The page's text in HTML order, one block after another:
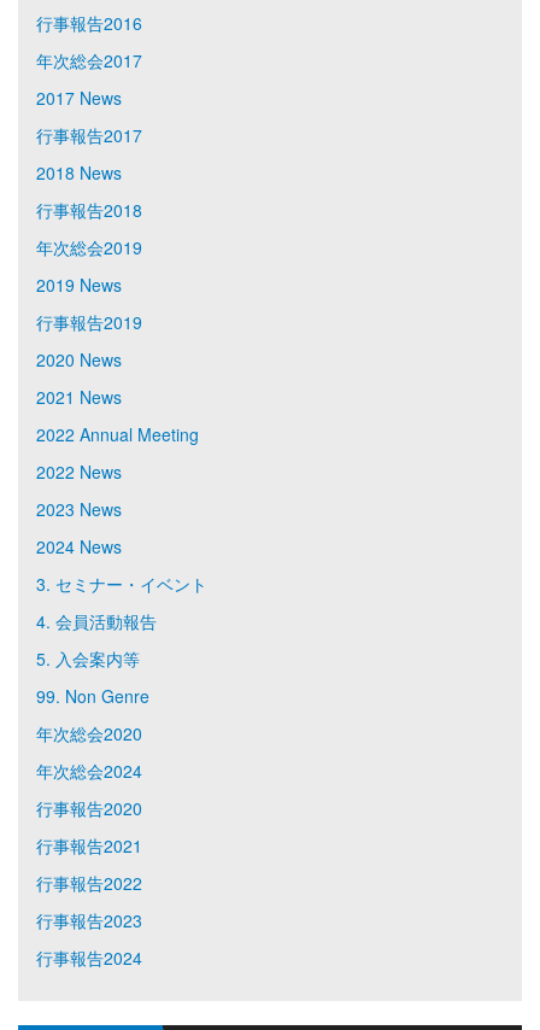
行事報告2016
年次総会2017
2017 News
行事報告2017
2018 News
行事報告2018
年次総会2019
2019 News
行事報告2019
2020 News
2021 News
2022 Annual Meeting
2022 News
2023 News
2024 News
3. セミナー・イベント
4. 会員活動報告
5. 入会案内等
99. Non Genre
年次総会2020
年次総会2024
行事報告2020
行事報告2021
行事報告2022
行事報告2023
行事報告2024